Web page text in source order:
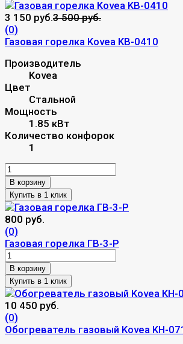
3 150 руб.3 500 руб.
(0)
​Газовая горелка Kovea KB-0410
Производитель
Kovea
Цвет
Стальной
Мощность
1.85 кВт
Количество конфорок
1
В корзину
800 руб.
(0)
Газовая горелка ГВ-3-Р
В корзину
10 450 руб.
(0)
Обогреватель газовый Kovea KH-